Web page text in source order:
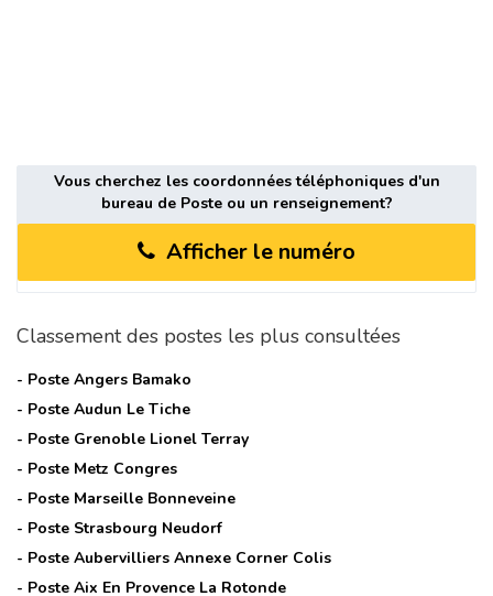
Vous cherchez les coordonnées téléphoniques d'un
bureau de Poste ou un renseignement?
Afficher le numéro
Classement des postes les plus consultées
- Poste Angers Bamako
- Poste Audun Le Tiche
- Poste Grenoble Lionel Terray
- Poste Metz Congres
- Poste Marseille Bonneveine
- Poste Strasbourg Neudorf
- Poste Aubervilliers Annexe Corner Colis
- Poste Aix En Provence La Rotonde